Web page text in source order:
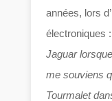
années, lors
électroniques
Jaguar
me souviens
Tourmalet